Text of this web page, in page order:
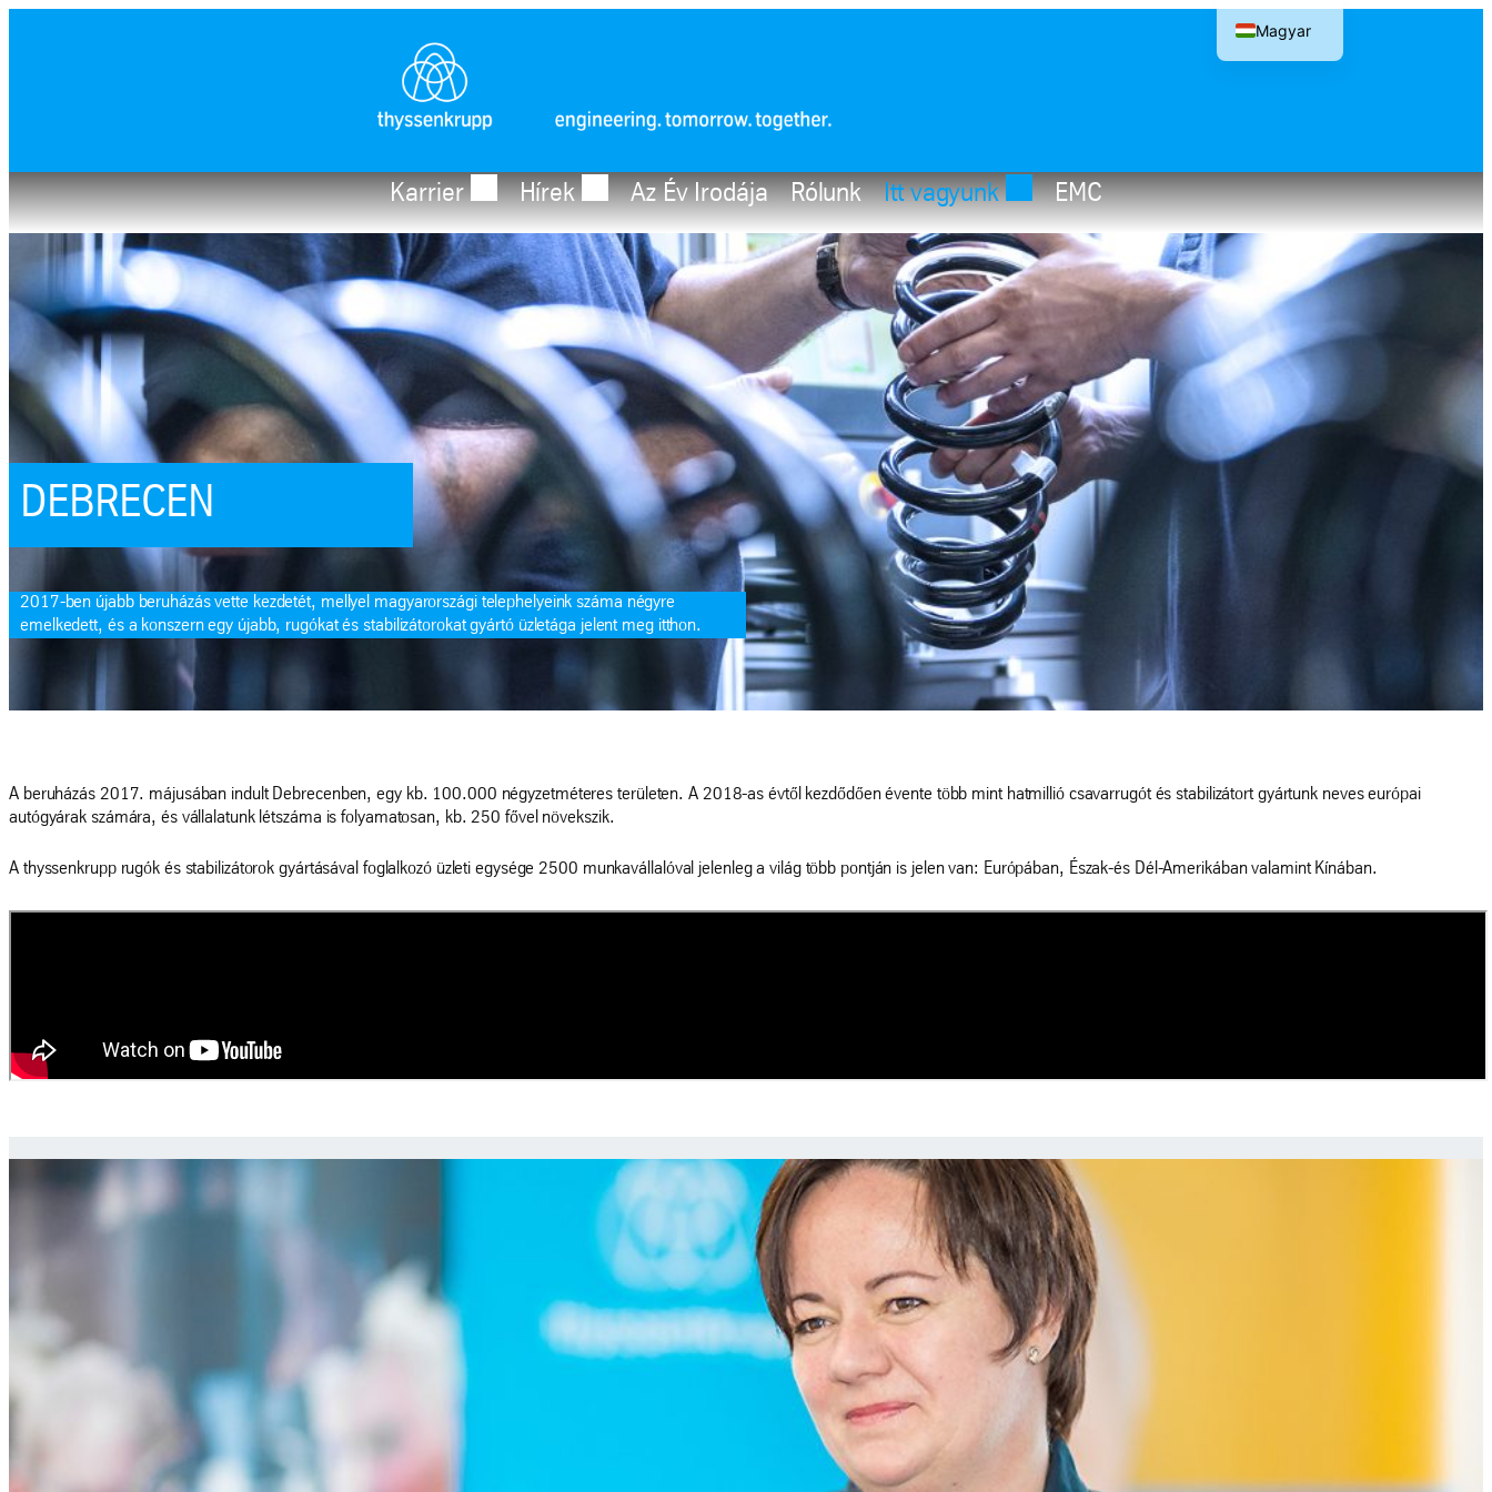
Karrier Hírek Az Év Irodája Rólunk Itt vagyunk EMC
DEBRECEN
2017-ben újabb beruházás vette kezdetét, mellyel magyarországi telephelyeink száma négyre
emelkedett, és a konszern egy újabb, rugókat és stabilizátorokat gyártó üzletága jelent meg itthon.
A beruházás 2017. májusában indult Debrecenben, egy kb. 100.000 négyzetméteres területen. A 2018-as évtől kezdődően évente több mint hatmillió csavarrugót és stabilizátort gyártunk neves európai
autógyárak számára, és vállalatunk létszáma is folyamatosan, kb. 250 fővel növekszik.
A thyssenkrupp rugók és stabilizátorok gyártásával foglalkozó üzleti egysége 2500 munkavállalóval jelenleg a világ több pontján is jelen van: Európában, Észak-és Dél-Amerikában valamint Kínában.
Magyar
English